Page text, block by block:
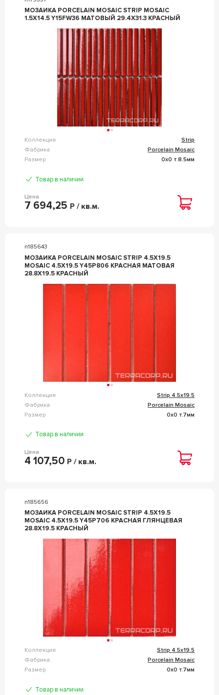
МОЗАИКА PORCELAIN MOSAIC STRIP MOSAIC
1.5Х14.5 Y15FW36 МАТОВЫЙ 29.4Х31.3 КРАСНЫЙ
Коллекция
Strip
Фабрика
Porcelain Mosaic
Размер
0x0 т.8.5мм
Товар в наличии
Цена
7 694,25 Р / кв.м.
n185643
МОЗАИКА PORCELAIN MOSAIC STRIP 4.5X19.5
MOSAIC 4.5X19.5 Y45P806 КРАСНАЯ МАТОВАЯ
28.8X19.5 КРАСНЫЙ
Коллекция
Strip 4.5x19.5
Фабрика
Porcelain Mosaic
Размер
0x0 т.7мм
Товар в наличии
Цена
4 107,50 Р / кв.м.
n185656
МОЗАИКА PORCELAIN MOSAIC STRIP 4.5X19.5
MOSAIC 4.5X19.5 Y45P706 КРАСНАЯ ГЛЯНЦЕВАЯ
28.8X19.5 КРАСНЫЙ
Коллекция
Strip 4.5x19.5
Фабрика
Porcelain Mosaic
Размер
0x0 т.7мм
Товар в наличии